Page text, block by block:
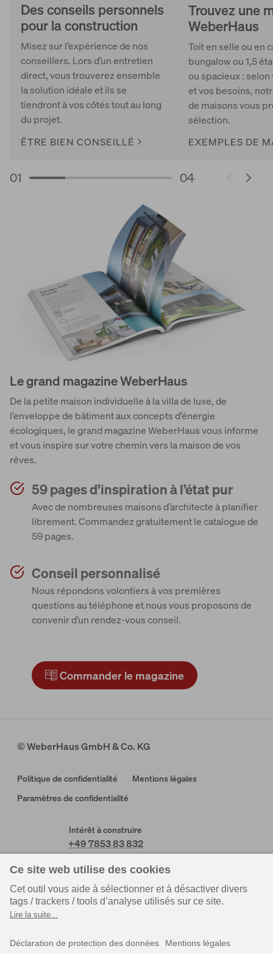
Des conseils personnels
pour la construction
Misez sur l’expérience de nos
conseillers. Lors d’un entretien
direct, vous trouverez ensemble
la solution idéale et ils se
tiendront à vos côtés tout au long
du projet.
ÊTRE BIEN CONSEILLÉ
Trouvez une
WeberHaus
Toit en selle ou en
bungalow ou 1,5
ou spacieux :
et vos besoins,
de maisons vous
sélection.
EXEMPLES DE
01 04
Le grand magazine WeberHaus
De la petite maison individuelle à la villa de luxe, de
l’enveloppe de bâtiment aux concepts d’énergie
écologiques, le grand magazine WeberHaus vous informe
et vous inspire sur votre chemin vers la maison de vos
rêves.
59 pages d’inspiration à l’état pur
Avec de nombreuses maisons d’architecte à planifier
librement. Commandez gratuitement le catalogue de
59 pages.
Conseil personnalisé
Nous répondons volontiers à vos premières
questions au téléphone et nous vous proposons de
convenir d’un rendez-vous conseil.
Commander le magazine
© WeberHaus GmbH & Co. KG
Intérêt à construire
+49 7853 83 832
Nos horaires de service
Service client
Rheinau-Linx
Service client
Politique de confidentialité
Mentions légales
Paramètres de confidentialité